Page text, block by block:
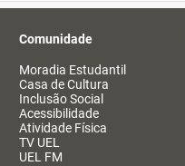
Comunidade
Moradia Estudantil
Casa de Cultura
Inclusão Social
Acessibilidade
Atividade Física
TV UEL
UEL FM